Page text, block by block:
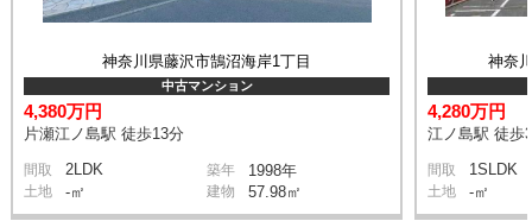
神奈川県藤沢市鵠沼海岸1丁目
中古マンション
4,380万円
片瀬江ノ島駅 徒歩13分
間取 2LDK 築年 1998年
土地 -㎡ 建物 57.98㎡
神奈
4,280万円
江ノ島駅 徒歩
間取 1SLDK
土地 -㎡